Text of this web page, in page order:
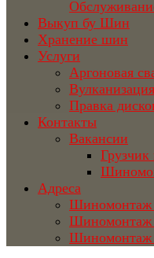
Выкуп бу Шин
Хранение шин
Услуги
Аргоновая
Вулканизация
Правка
Контакты
Вакансии
Грузчик
Адреса
Шиномонтаж
Шиномонтаж